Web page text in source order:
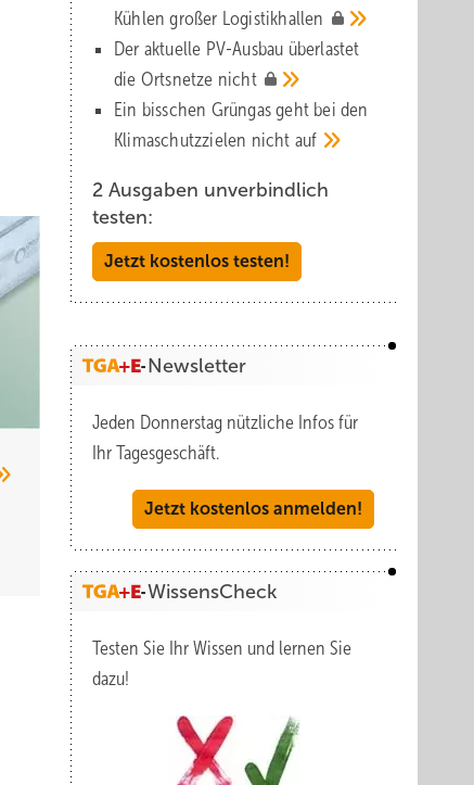
Kühlen großer Logistik­hallen
Der aktuelle PV-Ausbau über­lastet
die Orts­netze nicht
Ein bisschen Grüngas geht bei den
Klima­schutz­zielen nicht auf
2 Ausgaben unverbindlich
testen:
Jetzt kostenlos testen!
Newsletter
Jeden Donnerstag nützliche Infos für
Ihr Tagesgeschäft.
Jetzt kostenlos anmelden!
WissensCheck
Testen Sie Ihr Wissen und lernen Sie
dazu!